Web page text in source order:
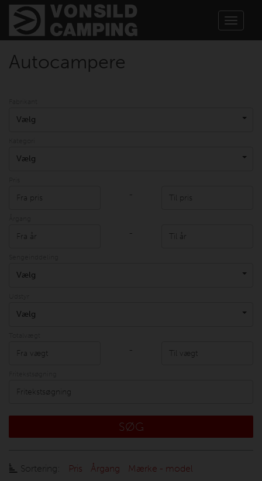
Toggle
Autocampere
Vælg
Vælg
-
-
Vælg
Vælg
-
SØG
Sortering: Pris Årgang Mærke - model